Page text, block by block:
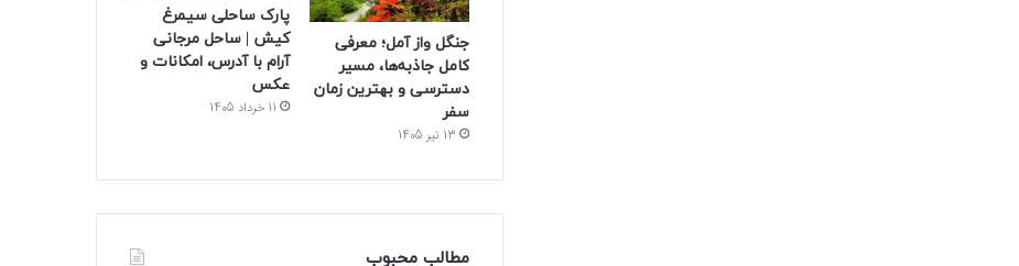
جنگل واز آمل؛ معرفی
کامل جاذبه‌ها، مسیر
دسترسی و بهترین زمان
سفر
13 تیر 1405
پارک ساحلی سیمرغ
کیش | ساحل مرجانی
آرام با آدرس، امکانات و
عکس
11 خرداد 1405
مطالب محبوب